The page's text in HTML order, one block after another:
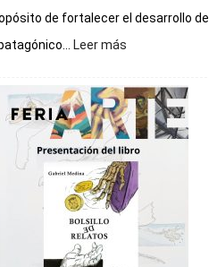
de fortalecer el desarrollo del
Leer más
sede
del
cierre
general
de
los
Juegos
Epade
2027